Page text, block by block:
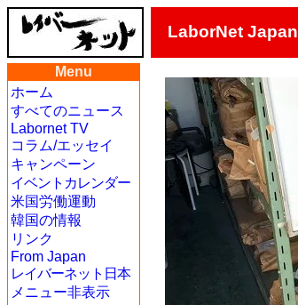
LaborNet Japan
Menu
ホーム
すべてのニュース
Labornet TV
コラム/エッセイ
キャンペーン
イベントカレンダー
米国労働運動
韓国の情報
リンク
From Japan
レイバーネット日本
メニュー非表示